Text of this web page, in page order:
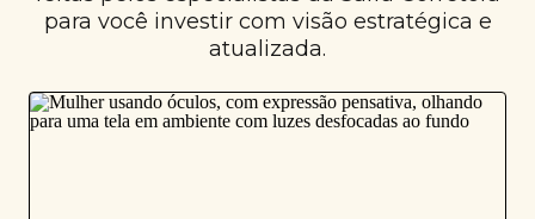
para você investir com visão estratégica e
atualizada.